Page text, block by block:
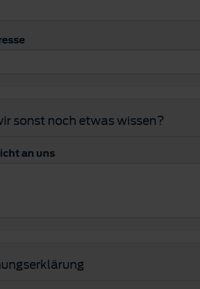
sonst noch etwas wissen?
an uns